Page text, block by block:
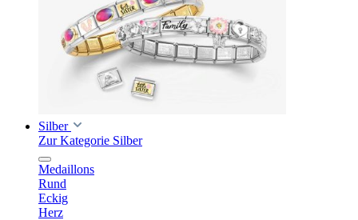
Silber
Zur Kategorie Silber
Medaillons
Rund
Eckig
Herz